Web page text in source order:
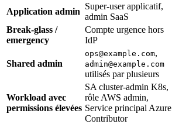
Application admin
Super-user applicatif,
admin SaaS
Break-glass /
emergency
Compte urgence hors
IdP
Shared admin
ops@example.com,
admin@example.com
utilisés par plusieurs
Workload avec
permissions élevées
SA cluster-admin K8s,
rôle AWS admin,
Service principal Azure
Contributor